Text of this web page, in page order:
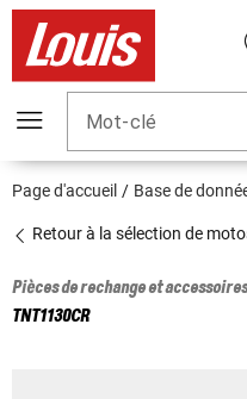
Mot-clé
Page d'accueil Base de
Retour à la sélection de
Pièces de rechange et
TNT1130CR